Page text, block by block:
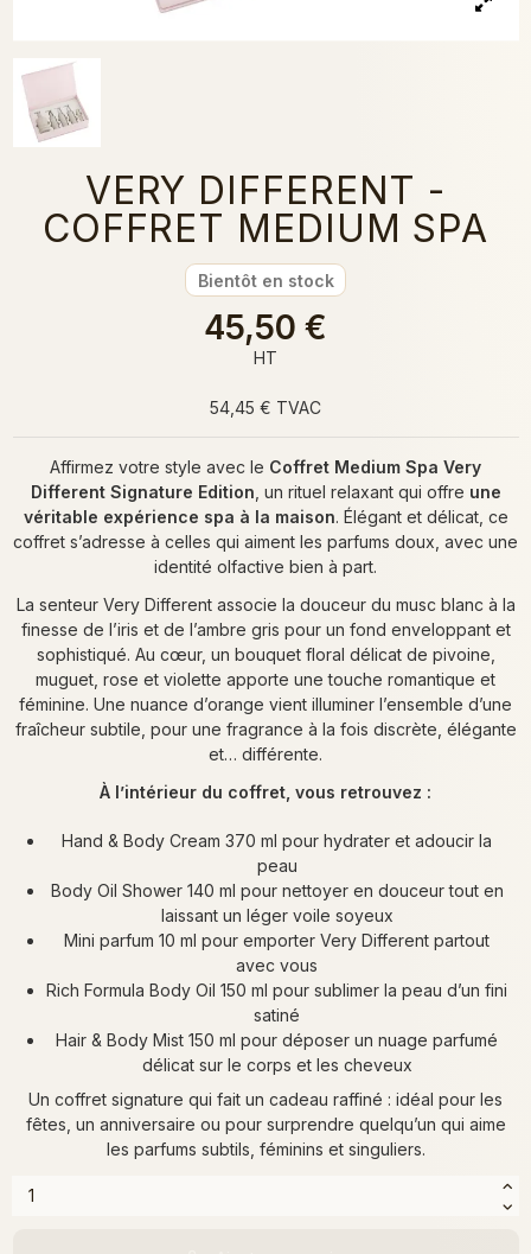
VERY DIFFERENT -
COFFRET MEDIUM SPA
Bientôt en stock
45,50 €
HT
54,45 € TVAC
Affirmez votre style avec le Coffret Medium Spa Very
Different Signature Edition , un rituel relaxant qui offre une
véritable expérience spa à la maison. Élégant et délicat, ce
coffret s’adresse à celles qui aiment les parfums doux, avec une
identité olfactive bien à part.
La senteur Very Different associe la douceur du musc blanc à la
finesse de l’iris et de l’ambre gris pour un fond enveloppant et
sophistiqué. Au cœur, un bouquet floral délicat de pivoine,
muguet, rose et violette apporte une touche romantique et
féminine. Une nuance d’orange vient illuminer l’ensemble d’une
fraîcheur subtile, pour une fragrance à la fois discrète, élégante
et… différente.
À l’intérieur du coffret, vous retrouvez :
Hand & Body Cream 370 ml pour hydrater et adoucir la
peau
Body Oil Shower 140 ml pour nettoyer en douceur tout en
laissant un léger voile soyeux
Mini parfum 10 ml pour emporter Very Different partout
avec vous
Rich Formula Body Oil 150 ml pour sublimer la peau d’un fini
satiné
Hair & Body Mist 150 ml pour déposer un nuage parfumé
délicat sur le corps et les cheveux
Un coffret signature qui fait un cadeau raffiné : idéal pour les
fêtes, un anniversaire ou pour surprendre quelqu’un qui aime
les parfums subtils, féminins et singuliers.